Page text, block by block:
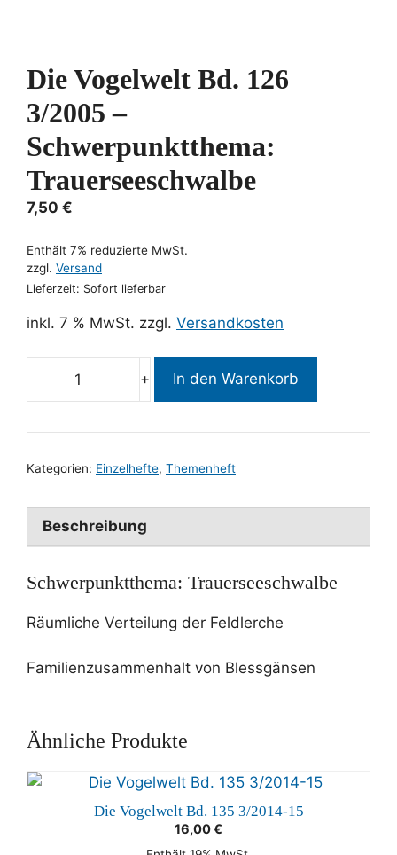
Die Vogelwelt Bd. 126
3/2005 –
Schwerpunktthema:
Trauerseeschwalbe
7,50 €
Enthält 7% reduzierte MwSt.
zzgl. Versand
Lieferzeit: Sofort lieferbar
inkl. 7 % MwSt. zzgl. Versandkosten
Bd.
3/2005
Trauerseeschwalbe
In den Warenkorb
Kategorien: Einzelhefte, Themenheft
Beschreibung
Schwerpunktthema: Trauerseeschwalbe
Räumliche Verteilung der Feldlerche
Familienzusammenhalt von Blessgänsen
Ähnliche Produkte
Die Vogelwelt Bd. 135 3/2014-15
16,00€